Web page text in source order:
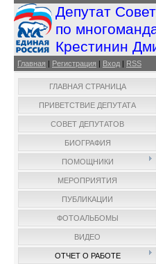
Депутат
по
Крестинин
Главная | Регистрация | Вход | RSS
ГЛАВНАЯ СТРАНИЦА
ПРИВЕТСТВИЕ ДЕПУТАТА
СОВЕТ ДЕПУТАТОВ
БИОГРАФИЯ
ПОМОЩНИКИ
МЕРОПРИЯТИЯ
ПУБЛИКАЦИИ
ФОТОАЛЬБОМЫ
ВИДЕО
ОТЧЕТ О РАБОТЕ